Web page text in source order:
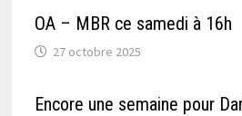
OA – MBR ce samedi à 16h
27 octobre 2025
Encore une semaine pour